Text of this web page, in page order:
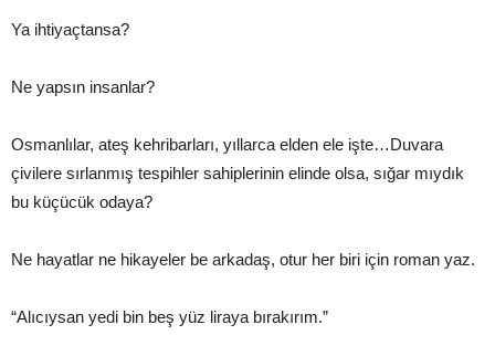
Ya ihtiyaçtansa?
Ne yapsın insanlar?
Osmanlılar, ateş kehribarları, yıllarca elden ele işte…Duvara
çivilere sırlanmış tespihler sahiplerinin elinde olsa, sığar mıydık
bu küçücük odaya?
Ne hayatlar ne hikayeler be arkadaş, otur her biri için roman yaz.
“Alıcıysan yedi bin beş yüz liraya bırakırım.”